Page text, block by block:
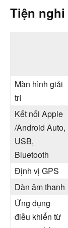
Tiện
Màn hình giải
trí
Kết nối Apple
/Android Auto,
USB,
Bluetooth
Định vị GPS
Dàn âm thanh
Ứng dụng
điều khiển từ